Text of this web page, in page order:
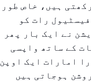
ہیں، خاص طور
رات کو
نے ایک بار پھر
کے ساتھ واپسی
امارات ایک اوپن
ہوجاتی ہیں